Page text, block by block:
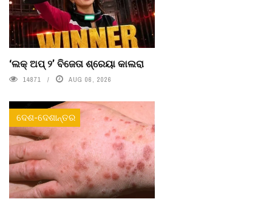
‘ଲକ୍ ଅପ୍ ୨’ ବିଜେତା ଶ୍ରେୟା କାଲରା
14871 AUG 06, 2026
ଦେଶ-ଦେଶାନ୍ତର